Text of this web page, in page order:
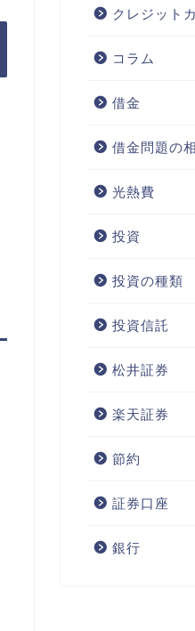
クレジット
コラム
借金
借金問題の
光熱費
投資
投資の種類
投資信託
松井証券
楽天証券
節約
証券口座
銀行